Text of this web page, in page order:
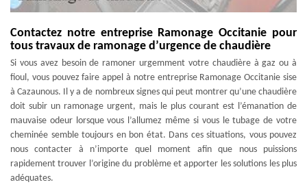
Contactez notre entreprise Ramonage Occitanie pour
tous travaux de ramonage d’urgence de chaudière
Si vous avez besoin de ramoner urgemment votre chaudière à gaz ou à
fioul, vous pouvez faire appel à notre entreprise Ramonage Occitanie sise
à Cazaunous. Il y a de nombreux signes qui peut montrer qu’une chaudière
doit subir un ramonage urgent, mais le plus courant est l’émanation de
mauvaise odeur lorsque vous l’allumez même si vous le tubage de votre
cheminée semble toujours en bon état. Dans ces situations, vous pouvez
nous contacter à n’importe quel moment afin que nous puissions
rapidement trouver l’origine du problème et apporter les solutions les plus
adéquates.